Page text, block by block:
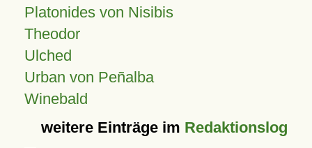
Platonides von Nisibis
Theodor
Ulched
Urban von Peñalba
Winebald
weitere Einträge im Redaktionslog